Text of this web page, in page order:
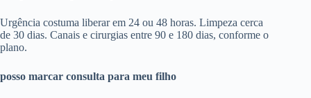
Urgência costuma liberar em 24 ou 48 horas. Limpeza cerca
de 30 dias. Canais e cirurgias entre 90 e 180 dias, conforme o
plano.
posso marcar consulta para meu filho